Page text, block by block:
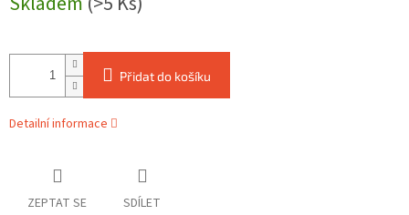
cena:
Přidat do košíku
Detailní informace
ZEPTAT SE SDÍLET